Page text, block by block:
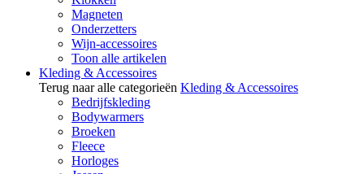
Magneten
Onderzetters
Wijn-accessoires
Toon alle artikelen
Kleding & Accessoires
Terug naar alle categorieën Kleding & Accessoires
Bedrijfskleding
Bodywarmers
Broeken
Fleece
Horloges